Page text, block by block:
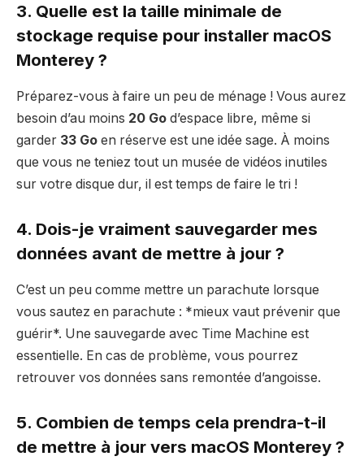
3. Quelle est la taille minimale de
stockage requise pour installer macOS
Monterey ?
Préparez-vous à faire un peu de ménage ! Vous aurez
besoin d’au moins 20 Go d’espace libre, même si
garder 33 Go en réserve est une idée sage. À moins
que vous ne teniez tout un musée de vidéos inutiles
sur votre disque dur, il est temps de faire le tri !
4. Dois-je vraiment sauvegarder mes
données avant de mettre à jour ?
C’est un peu comme mettre un parachute lorsque
vous sautez en parachute : *mieux vaut prévenir que
guérir*. Une sauvegarde avec Time Machine est
essentielle. En cas de problème, vous pourrez
retrouver vos données sans remontée d’angoisse.
5. Combien de temps cela prendra-t-il
de mettre à jour vers macOS Monterey ?